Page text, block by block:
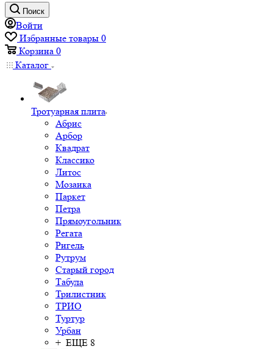
Поиск
Войти
Избранные товары 0
Корзина 0
Каталог
Тротуарная плита
Абрис
Арбор
Квадрат
Классико
Литос
Мозаика
Паркет
Петра
Прямоугольник
Регата
Ригель
Рутрум
Старый город
Табула
Трилистник
ТРИО
Туртур
Урбан
+ ЕЩЕ 8